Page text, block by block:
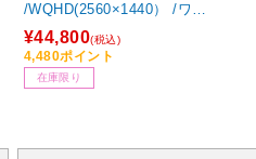
/WQHD(2560×1440） /ワイ
ド /320Hz］
¥44,800(税込)
4,480ポイント
在庫限り